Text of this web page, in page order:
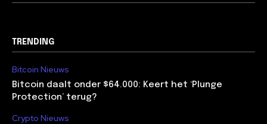
TRENDING
Bitcoin Nieuws
Bitcoin daalt onder $64.000: Keert het ‘Plunge
Protection’ terug?
Crypto Nieuws